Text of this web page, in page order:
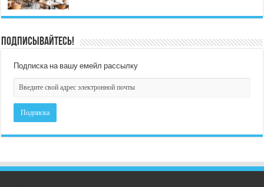
Подписывайтесь!
Подписка на вашу емейл рассылку